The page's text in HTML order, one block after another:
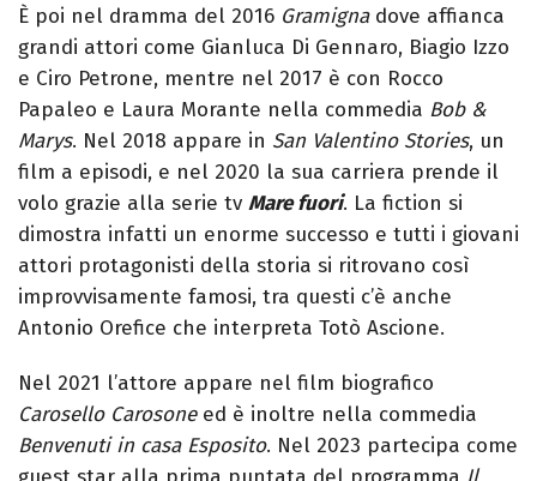
È poi nel dramma del 2016 Gramigna dove affianca
grandi attori come Gianluca Di Gennaro, Biagio Izzo
e Ciro Petrone, mentre nel 2017 è con Rocco
Papaleo e Laura Morante nella commedia Bob &
Marys. Nel 2018 appare in San Valentino Stories, un
film a episodi, e nel 2020 la sua carriera prende il
volo grazie alla serie tv Mare fuori. La fiction si
dimostra infatti un enorme successo e tutti i giovani
attori protagonisti della storia si ritrovano così
improvvisamente famosi, tra questi c’è anche
Antonio Orefice che interpreta Totò Ascione.
Nel 2021 l’attore appare nel film biografico
Carosello Carosone ed è inoltre nella commedia
Benvenuti in casa Esposito. Nel 2023 partecipa come